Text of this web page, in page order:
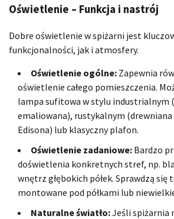
Oświetlenie – Funkcja i nastrój
Dobre oświetlenie w spiżarni jest
funkcjonalności, jak i atmosfery.
Oświetlenie ogólne: Zapewnia
oświetlenie całego pomieszczenia.
lampa sufitowa w stylu industrialnym
emaliowana), rustykalnym
Edisona) lub klasyczny plafon.
Oświetlenie zadaniowe: Bardzo
doświetlenia konkretnych stref, np.
wnętrz głębokich półek. Sprawdzą się
montowane pod półkami lub
Naturalne światło:Jeśli spiżarnia